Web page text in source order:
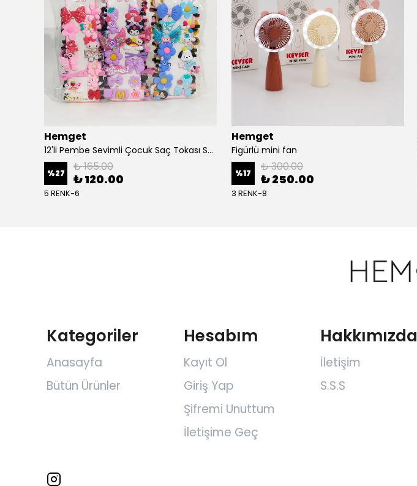
Hemget
12'li Pembe Sevimli Çocuk Saç Tokası Seti – Fiyonk, Çiçek, Hayvan Figürlü
%27 ₺ 165.00
₺ 120.00
5 RENK-6
Hemget
Figürlü mini fan
%17 ₺ 300.00
₺ 250.00
3 RENK-8
Kategoriler
Anasayfa
Bütün Ürünler
Hesabım
Kayıt Ol
Giriş Yap
Şifremi Unuttum
İletişime Geç
Hakkımızda
İletişim
S.S.S